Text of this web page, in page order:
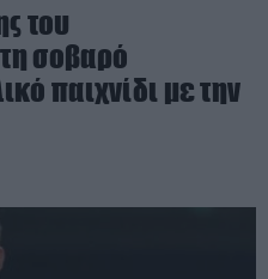
του
σοβαρό
παιχνίδι με την